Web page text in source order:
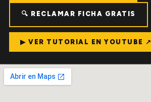
🔍 RECLAMAR FICHA GRATIS
▶ VER TUTORIAL EN YOUTUBE ↗